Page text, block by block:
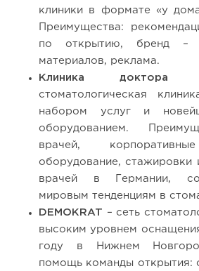
клиники в формате «у
Преимущества:
по открытию, бренд –
материалов, реклама.
Клиника доктора
стоматологическая
набором услуг и
оборудованием.
врачей,
оборудование, стажировки
врачей в Германии,
мировым тенденциям в
DEMOKRAT – сеть
высоким уровнем
году в Нижнем
помощь команды открытия: